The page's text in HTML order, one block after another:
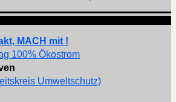
MACH mit !
100% Ökostrom
Umweltschutz)